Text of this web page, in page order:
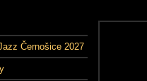
Černošice 2027